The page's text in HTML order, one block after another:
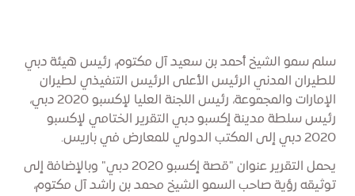
سلم سمو الشيخ أحمد بن سعيد آل مكتوم، رئيس هيئة دبي
للطيران المدني الرئيس الأعلى الرئيس التنفيذي لطيران
الإمارات والمجموعة، رئيس اللجنة العليا لإكسبو 2020 دبي،
رئيس سلطة مدينة إكسبو دبي التقرير الختامي لإكسبو
2020 دبي إلى المكتب الدولي للمعارض في باريس.
يحمل التقرير عنوان "قصة إكسبو 2020 دبي" وبالإضافة إلى
توثيقه رؤية صاحب السمو الشيخ محمد بن راشد آل مكتوم،